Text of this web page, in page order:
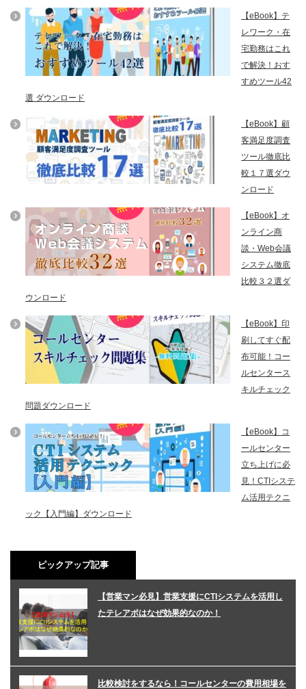
【eBook】テ
レワーク・在
宅勤務はこれ
で解決！おす
すめツール42
選 ダウンロード
【eBook】顧
客満足度調査
ツール徹底比
較１７選ダウ
ンロード
【eBook】オ
ンライン商
談・Web会議
システム徹底
比較３２選ダ
ウンロード
【eBook】印
刷してすぐ配
布可能！コー
ルセンタース
キルチェック
問題ダウンロード
【eBook】コ
ールセンター
立ち上げに必
見！CTIシステ
ム活用テクニ
ック【入門編】ダウンロード
ピックアップ記事
【営業マン必見】営業支援にCTIシステムを活用し
たテレアポはなぜ効果的なのか！
比較検討をするなら！コールセンターの費用相場を